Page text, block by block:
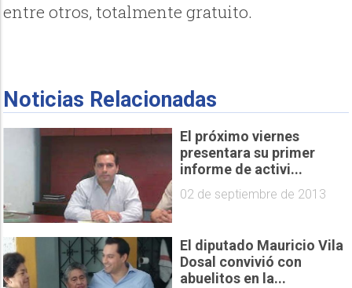
entre otros, totalmente gratuito.
Noticias Relacionadas
El próximo viernes
presentara su primer
informe de activi...
02 de septiembre de 2013
El diputado Mauricio Vila
Dosal convivió con
abuelitos en la...